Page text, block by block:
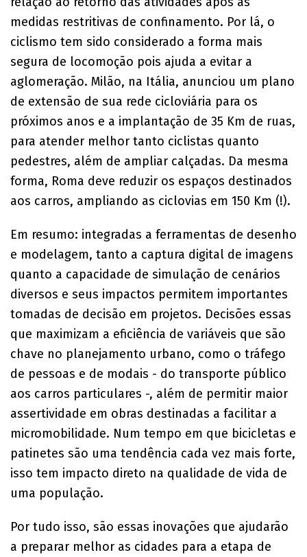
medidas restritivas de confinamento. Por lá, o
ciclismo tem sido considerado a forma mais
segura de locomoção pois ajuda a evitar a
aglomeração. Milão, na Itália, anunciou um plano
de extensão de sua rede cicloviária para os
próximos anos e a implantação de 35 Km de ruas,
para atender melhor tanto ciclistas quanto
pedestres, além de ampliar calçadas. Da mesma
forma, Roma deve reduzir os espaços destinados
aos carros, ampliando as ciclovias em 150 Km (!).
Em resumo: integradas a ferramentas de desenho
e modelagem, tanto a captura digital de imagens
quanto a capacidade de simulação de cenários
diversos e seus impactos permitem importantes
tomadas de decisão em projetos. Decisões essas
que maximizam a eficiência de variáveis que são
chave no planejamento urbano, como o tráfego
de pessoas e de modais - do transporte público
aos carros particulares -, além de permitir maior
assertividade em obras destinadas a facilitar a
micromobilidade. Num tempo em que bicicletas e
patinetes são uma tendência cada vez mais forte,
isso tem impacto direto na qualidade de vida de
uma população.
Por tudo isso, são essas inovações que ajudarão
a preparar melhor as cidades para a etapa de